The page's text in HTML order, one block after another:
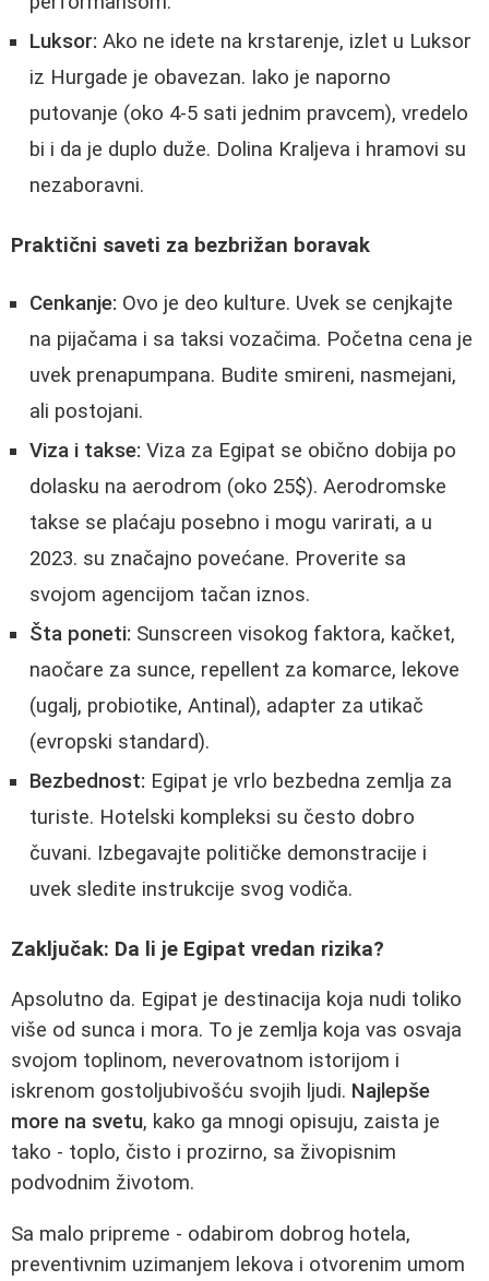
Luksor: Ako ne idete na krstarenje, izlet u Luksor
iz Hurgade je obavezan. Iako je naporno
putovanje (oko 4-5 sati jednim pravcem), vredelo
bi i da je duplo duže. Dolina Kraljeva i hramovi su
nezaboravni.
Praktični saveti za bezbrižan boravak
Cenkanje: Ovo je deo kulture. Uvek se cenjkajte
na pijačama i sa taksi vozačima. Početna cena je
uvek prenapumpana. Budite smireni, nasmejani,
ali postojani.
Viza i takse: Viza za Egipat se obično dobija po
dolasku na aerodrom (oko 25$). Aerodromske
takse se plaćaju posebno i mogu varirati, a u
2023. su značajno povećane. Proverite sa
svojom agencijom tačan iznos.
Šta poneti: Sunscreen visokog faktora, kačket,
naočare za sunce, repellent za komarce, lekove
(ugalj, probiotike, Antinal), adapter za utikač
(evropski standard).
Bezbednost: Egipat je vrlo bezbedna zemlja za
turiste. Hotelski kompleksi su često dobro
čuvani. Izbegavajte političke demonstracije i
uvek sledite instrukcije svog vodiča.
Zaključak: Da li je Egipat vredan rizika?
Apsolutno da. Egipat je destinacija koja nudi toliko
više od sunca i mora. To je zemlja koja vas osvaja
svojom toplinom, neverovatnom istorijom i
iskrenom gostoljubivošću svojih ljudi. Najlepše
more na svetu, kako ga mnogi opisuju, zaista je
tako - toplo, čisto i prozirno, sa živopisnim
podvodnim životom.
Sa malo pripreme - odabirom dobrog hotela,
preventivnim uzimanjem lekova i otvorenim umom